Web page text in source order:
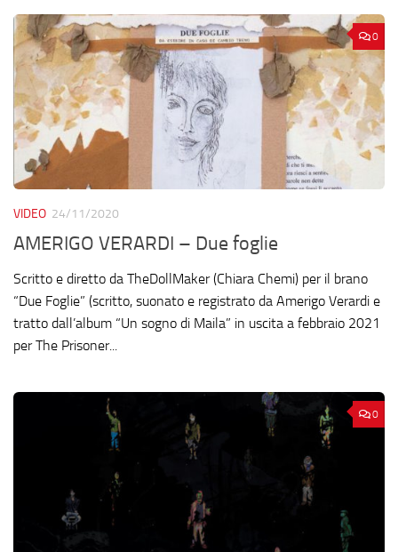
0
VIDEO 24/11/2020
AMERIGO VERARDI – Due foglie
Scritto e diretto da TheDollMaker (Chiara Chemi) per il brano
“Due Foglie” (scritto, suonato e registrato da Amerigo Verardi e
tratto dall’album “Un sogno di Maila” in uscita a febbraio 2021
per The Prisoner...
0